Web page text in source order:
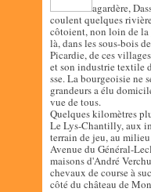
agardère,
coulent quelques
côtoient, non loin de la
là, dans les sous-bois
Picardie, de ces
et son industrie textile
sse. La bourgeoisie ne
grandeurs a élu
vue de tous.
Quelques kilomètres
Le Lys-Chantilly, aux
terrain de jeu, au
Avenue du Général-
maisons d'André
chevaux de course à
côté du château de